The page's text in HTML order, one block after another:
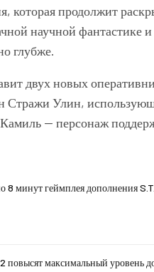
которая продолжит
научной фантастике
глубже.
двух новых
Стражи Улин,
— персонаж
8 минут геймплея дополнения
повысят максимальный уровень